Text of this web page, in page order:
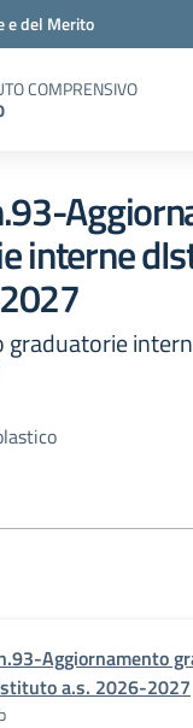
e del Merito
COMPRENSIVO
interne
graduatorie
Aggiornamento
a.s. 2026-2027